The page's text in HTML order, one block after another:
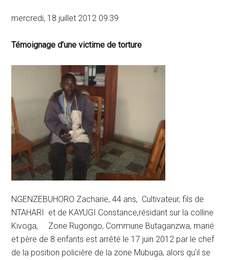
mercredi, 18 juillet 2012 09:39
Témoignage d’une victime de torture
NGENZEBUHORO Zacharie, 44 ans, Cultivateur, fils de
NTAHARI et de KAYUGI Constance,résidant sur la colline
Kivoga, Zone Rugongo, Commune Butaganzwa, marié
et père de 8 enfants est arrêté le 17 juin 2012 par le chef
de la position policière de la zone Mubuga, alors qu’il se